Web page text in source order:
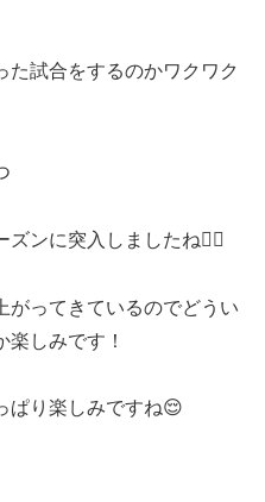
た試合をするのかワクワク
ンに突入しましたね🏃‍♂️
がってきているのでどうい
しみです！
ぱり楽しみですね😌